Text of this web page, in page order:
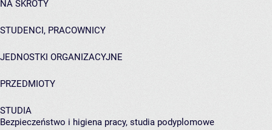
NA SKRÓTY
STUDENCI, PRACOWNICY
JEDNOSTKI ORGANIZACYJNE
PRZEDMIOTY
STUDIA
Bezpieczeństwo i higiena pracy, studia podyplomowe